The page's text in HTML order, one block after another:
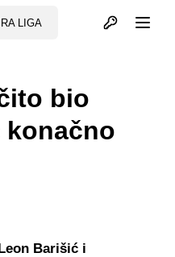
LIGA Otvori profil
bio
konačno
Barišić i